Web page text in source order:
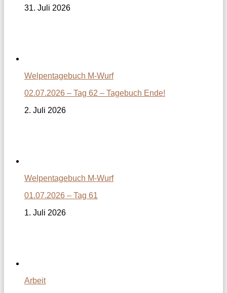
31. Juli 2026
Welpentagebuch M-Wurf
02.07.2026 – Tag 62 – Tagebuch Ende!
2. Juli 2026
Welpentagebuch M-Wurf
01.07.2026 – Tag 61
1. Juli 2026
Arbeit